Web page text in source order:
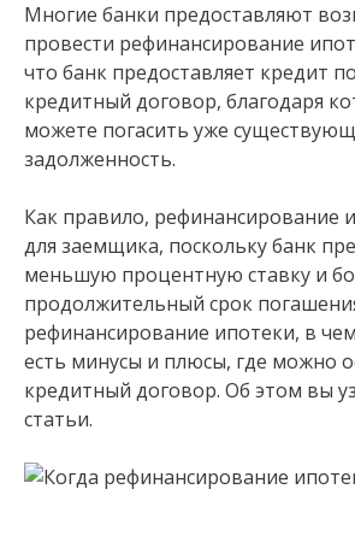
Многие банки предоставляют
провести рефинансирование
что банк предоставляет кредит
кредитный договор, благодаря
можете погасить уже
задолженность.
Как правило, рефинансирование
для заемщика, поскольку банк
меньшую процентную ставку и
продолжительный срок
рефинансирование ипотеки, в
есть минусы и плюсы, где можно
кредитный договор. Об этом вы
статьи.